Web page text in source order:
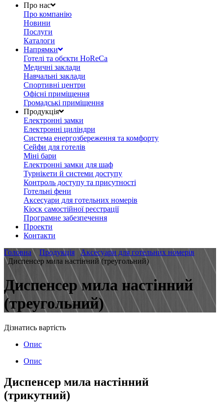
Про нас
Про компанію
Новини
Послуги
Каталоги
Напрямки
Готелі та обєкти HoReCa
Медичні заклади
Навчальні заклади
Спортивні центри
Офісні приміщення
Громадські приміщення
Продукція
Електронні замки
Електронні циліндри
Система енергозбереження та комфорту
Сейфи для готелів
Міні бари
Електронні замки для шаф
Турнікети й системи доступу
Контроль доступу та присутності
Готельні фени
Аксесуари для готельних номерів
Кіоск самостійної реєстрації
Програмне забезпечення
Проекти
Контакти
Головна
Продукція
Аксесуари для готельних номерів
Диспенсер мила настінний (треугольний)
Диспенсер мила настінний
(треугольний)
Дізнатись вартість
Опис
Опис
Диспенсер мила настінний
(трикутний)